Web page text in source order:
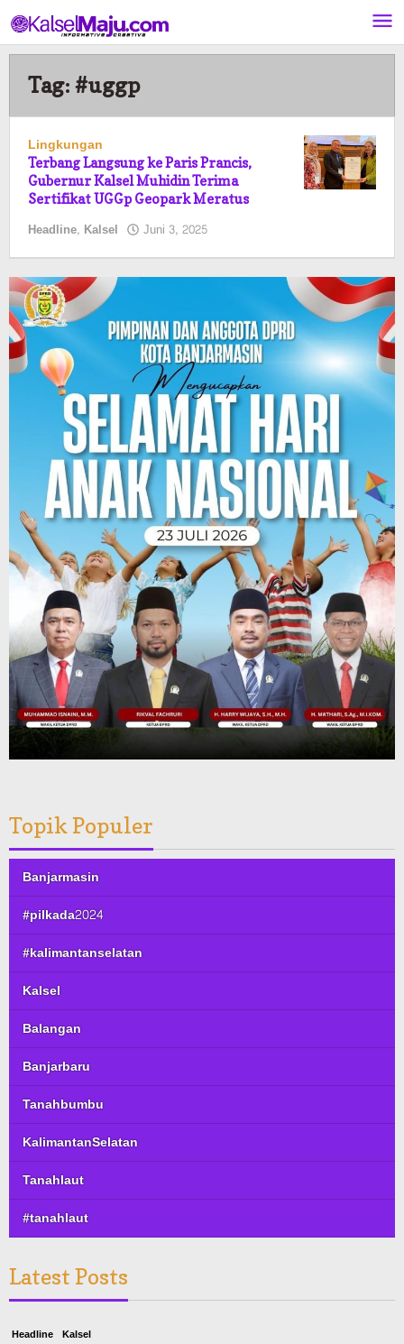
ke
konten
Tag: #uggp
Lingkungan
Terbang Langsung ke Paris Prancis,
Gubernur Kalsel Muhidin Terima
Sertifikat UGGp Geopark Meratus
Headline, Kalsel Juni 3, 2025
Pimred
Topik Populer
Banjarmasin
#pilkada2024
#kalimantanselatan
Kalsel
Balangan
Banjarbaru
Tanahbumbu
KalimantanSelatan
Tanahlaut
#tanahlaut
Latest Posts
Headline Kalsel